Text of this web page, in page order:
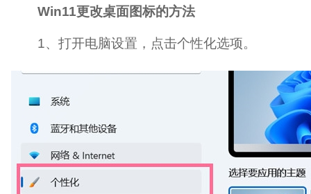
Win11更改桌面图标的方法
1、打开电脑设置，点击个性化选项。